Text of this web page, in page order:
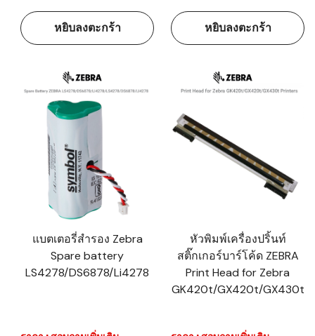
หยิบลงตะกร้า หยิบลงตะกร้า
แบตเตอรี่สำรอง Zebra
Spare battery
LS4278/DS6878/Li4278
หัวพิมพ์เครื่องปริ้นท์
สติ๊กเกอร์บาร์โค้ด ZEBRA
Print Head for Zebra
GK420t/GX420t/GX430t